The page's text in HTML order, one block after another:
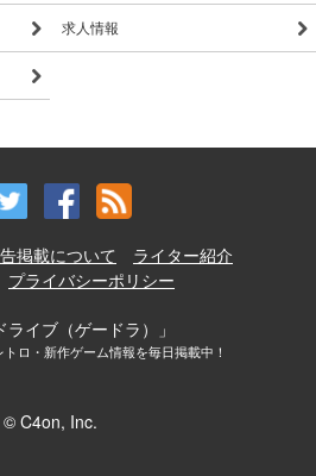
求人情報
掲載について
ライター紹介
プライバシーポリシー
ライブ（ゲードラ）」
ロ・新作ゲーム情報を毎日掲載中！
© C4on, Inc.